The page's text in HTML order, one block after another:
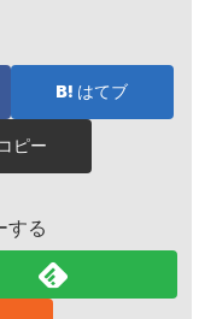
はてブ
コピー
する